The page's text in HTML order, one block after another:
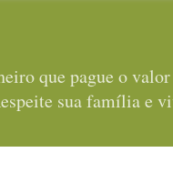
que pague o
sua família e